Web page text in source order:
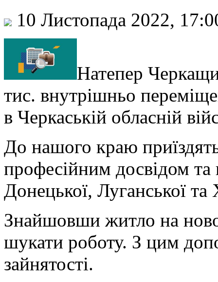
10 Листопада 2022,
Натепер
тис. внутрішньо
в Черкаській обласній
До нашого краю
професійним досвідом
Донецької, Луганської та
Знайшовши житло на
шукати роботу. З цим
зайнятості.